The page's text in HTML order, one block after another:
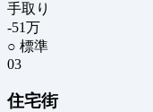
手取り
-51万
○ 標準
03
住宅街